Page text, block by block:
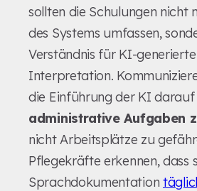
sollten die Schulungen nicht
des Systems umfassen,
Verständnis für KI-
Interpretation.
die Einführung der KI
administrative Aufgaben
nicht Arbeitsplätze zu
Pflegekräfte erkennen, dass
Sprachdokumentation